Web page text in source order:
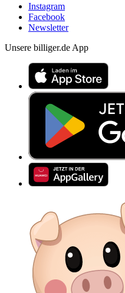
Instagram
Facebook
Newsletter
Unsere billiger.de App